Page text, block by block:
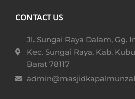
CONTACT US
Jl. Sungai Raya Dalam, Gg.
Kec. Sungai Raya, Kab.
Barat 78117​